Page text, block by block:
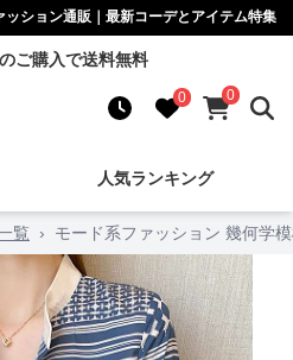
ッション通販｜最新コーデとアイテム特集
ご購入で送料無料
0 0
人気ランキング
覧 › モード系ファッション 幾何学